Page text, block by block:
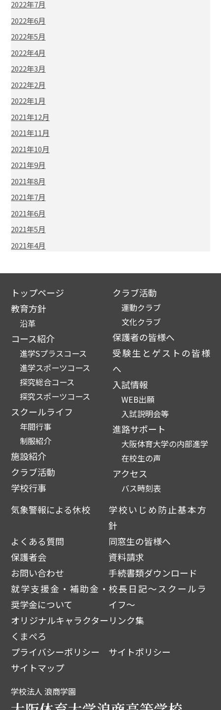
2022年7月
2022年6月
2022年5月
2022年4月
2022年3月
2022年2月
2022年1月
2021年12月
2021年11月
2021年10月
2021年9月
2021年8月
2021年7月
2021年6月
2021年5月
2021年4月
トップページ
教育方針
沿革
コース紹介
進学Sプラスコース
進学スポーツコース
探究総合コース
探究スポーツコース
スクールライフ
年間行事
制服紹介
施設紹介
クラブ活動
学校行事
クラブ活動
運動クラブ
文化クラブ
保護者の皆様へ
受験生とゲストの皆様
へ
入試情報
WEB出願
入試説明会等
進路サポート
大阪体育大学の内部進学
在校生の声
アクセス
バス時刻表
気象警報による休校
学校いじめ防止基本方
針
よくある質問
同窓生の皆様へ
保護者会
資料請求
お問い合わせ
手続書類ダウンロード
就学支援金・補助金・
奨学金について
校長日記～スクールラ
イフ～
オリジナルキャラクター
くまぺろ
リンク集
プライバシーポリシー
サイトポリシー
サイトマップ
学校法人 浪商学園